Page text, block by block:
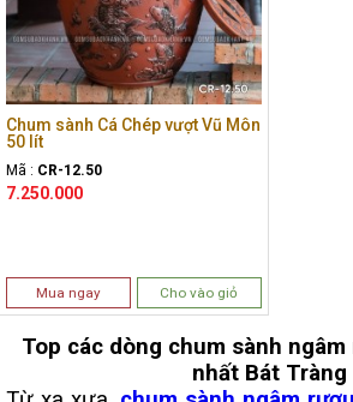
Chum sành Cá Chép vượt Vũ Môn
50 lít
Mã : CR-12.50
7.250.000
Mua ngay Cho vào giỏ
Top các dòng chum sành
nhất Bát Tràng